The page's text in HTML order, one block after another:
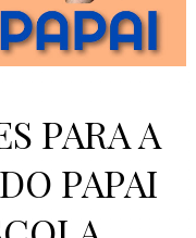
PARA A
PAPAI